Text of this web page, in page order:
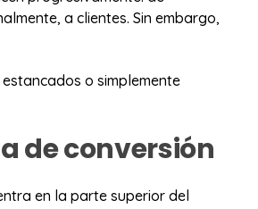
a clientes. Sin embargo,
o simplemente
de conversión
en la parte superior del